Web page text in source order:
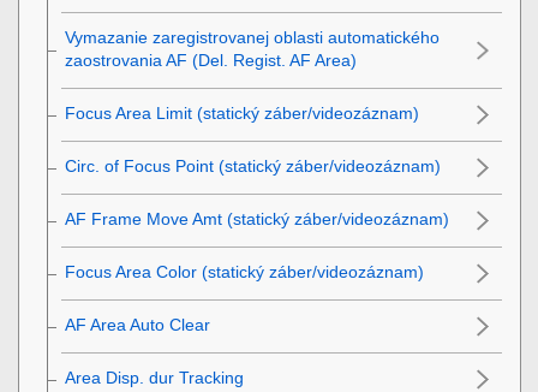
Vymazanie zaregistrovanej oblasti automatického
zaostrovania AF (Del. Regist. AF Area)
Focus Area Limit (statický záber/videozáznam)
Circ. of Focus Point (statický záber/videozáznam)
AF Frame Move Amt (statický záber/videozáznam)
Focus Area Color (statický záber/videozáznam)
AF Area Auto Clear
Area Disp. dur Tracking